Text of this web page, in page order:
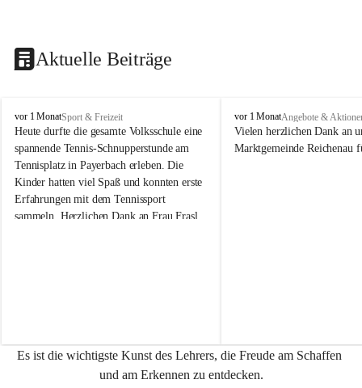
Aktuelle Beiträge
V
o
l
k
s
s
c
h
e
n
vor 1 MonatSport & Freizeit
Heute durfte die gesamte Volksschule eine
spannende Tennis-Schnupperstunde am
Tennisplatz in Payerbach erleben. Die
Kinder hatten viel Spaß und konnten erste
Erfahrungen mit dem Tennissport
sammeln. Herzlichen Dank an Frau Frasl
V
o
l
e
n
a
vor 1 MonatAngebote &
Vielen herzlichen Dank an
Marktgemeinde Reichenau
Es ist die wichtigste Kunst des Lehrers, die Freude am Schaffen
und am Erkennen zu entdecken.